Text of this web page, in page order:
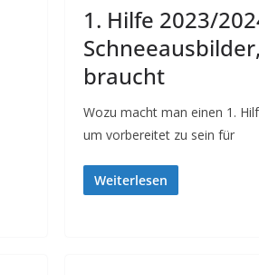
1. Hilfe 2023/
braucht
Wozu macht man einen 1.
um vorbereitet zu sein für
Weiterlesen